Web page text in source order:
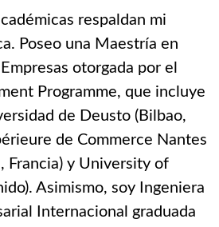
respaldan mi
Poseo una Maestría en
otorgada por el
Programme, que incluye
de Deusto (Bilbao,
de Commerce Nantes
Francia) y University of
Asimismo, soy Ingeniera
Internacional graduada